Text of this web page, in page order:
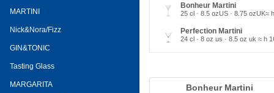
MARTINI
Nick&Nora/Fizz
GIN&TONIC
Tasting Glass
MARGARITA
Bonheur Martini
25 cl · 8.5 ozUS · 8.75 ozUK≈
Perfection Martini
24 cl · 8 oz us · 8.5 oz uk ≈ h
Bonheur Martini